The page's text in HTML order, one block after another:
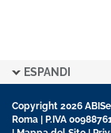
ESPANDI
Copyright 2026
Roma | P.IVA